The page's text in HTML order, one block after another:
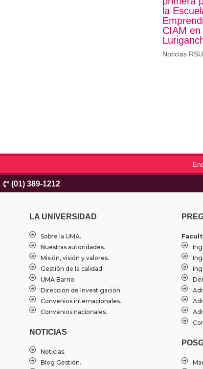
la
CIAM
Noticias RSU
(01) 389-1212
LA UNIVERSIDAD
Sobre la UMA.
Nuestras autoridades.
Misión, visión y valores.
Gestión de la calidad.
UMA Barrio.
Dirección de Investigación.
Convenios internacionales.
Convenios nacionales.
NOTICIAS
Noticias.
Blog Gestión.